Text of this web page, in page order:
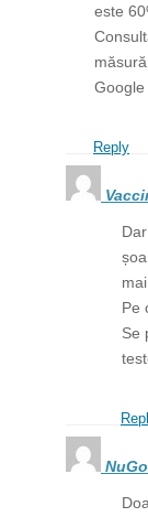
este
Google
Reply
Pe
Se